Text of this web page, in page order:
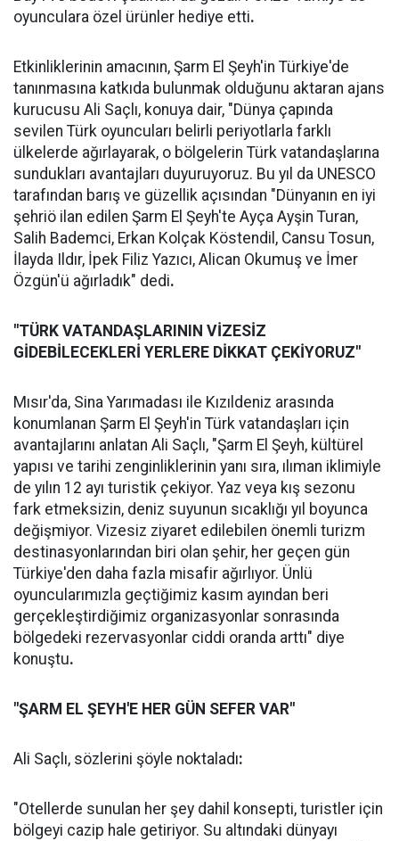
oyunculara özel ürünler hediye etti.
Etkinliklerinin amacının, Şarm El Şeyh'in Türkiye'de
tanınmasına katkıda bulunmak olduğunu aktaran ajans
kurucusu Ali Saçlı, konuya dair, "Dünya çapında
sevilen Türk oyuncuları belirli periyotlarla farklı
ülkelerde ağırlayarak, o bölgelerin Türk vatandaşlarına
sundukları avantajları duyuruyoruz. Bu yıl da UNESCO
tarafından barış ve güzellik açısından "Dünyanın en iyi
şehriö ilan edilen Şarm El Şeyh'te Ayça Ayşin Turan,
Salih Bademci, Erkan Kolçak Köstendil, Cansu Tosun,
İlayda Ildır, İpek Filiz Yazıcı, Alican Okumuş ve İmer
Özgün'ü ağırladık" dedi.
"TÜRK VATANDAŞLARININ VİZESİZ
GİDEBİLECEKLERİ YERLERE DİKKAT ÇEKİYORUZ"
Mısır'da, Sina Yarımadası ile Kızıldeniz arasında
konumlanan Şarm El Şeyh'in Türk vatandaşları için
avantajlarını anlatan Ali Saçlı, "Şarm El Şeyh, kültürel
yapısı ve tarihi zenginliklerinin yanı sıra, ılıman iklimiyle
de yılın 12 ayı turistik çekiyor. Yaz veya kış sezonu
fark etmeksizin, deniz suyunun sıcaklığı yıl boyunca
değişmiyor. Vizesiz ziyaret edilebilen önemli turizm
destinasyonlarından biri olan şehir, her geçen gün
Türkiye'den daha fazla misafir ağırlıyor. Ünlü
oyuncularımızla geçtiğimiz kasım ayından beri
gerçekleştirdiğimiz organizasyonlar sonrasında
bölgedeki rezervasyonlar ciddi oranda arttı" diye
konuştu.
"ŞARM EL ŞEYH'E HER GÜN SEFER VAR"
Ali Saçlı, sözlerini şöyle noktaladı:
"Otellerde sunulan her şey dahil konsepti, turistler için
bölgeyi cazip hale getiriyor. Su altındaki dünyayı